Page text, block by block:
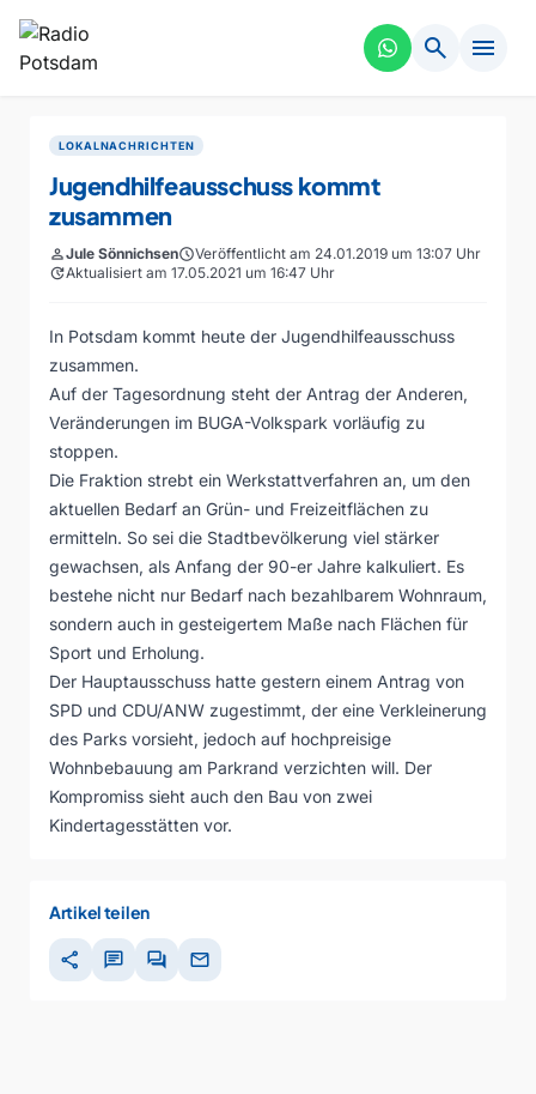
search menu
LOKALNACHRICHTEN
Jugendhilfeausschuss kommt
zusammen
personJule SönnichsenscheduleVeröffentlicht am 24.01.2019 um 13:07 Uhr
updateAktualisiert am 17.05.2021 um 16:47 Uhr
In Potsdam kommt heute der Jugendhilfeausschuss
zusammen.
Auf der Tagesordnung steht der Antrag der Anderen,
Veränderungen im BUGA-Volkspark vorläufig zu
stoppen.
Die Fraktion strebt ein Werkstattverfahren an, um den
aktuellen Bedarf an Grün- und Freizeitflächen zu
ermitteln. So sei die Stadtbevölkerung viel stärker
gewachsen, als Anfang der 90-er Jahre kalkuliert. Es
bestehe nicht nur Bedarf nach bezahlbarem Wohnraum,
sondern auch in gesteigertem Maße nach Flächen für
Sport und Erholung.
Der Hauptausschuss hatte gestern einem Antrag von
SPD und CDU/ANW zugestimmt, der eine Verkleinerung
des Parks vorsieht, jedoch auf hochpreisige
Wohnbebauung am Parkrand verzichten will. Der
Kompromiss sieht auch den Bau von zwei
Kindertagesstätten vor.
Artikel teilen
share chat forum mail